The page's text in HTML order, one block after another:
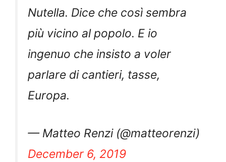
Nutella. Dice che così sembra
più vicino al popolo. E io
ingenuo che insisto a voler
parlare di cantieri, tasse,
Europa.
— Matteo Renzi (@matteorenzi)
December 6, 2019